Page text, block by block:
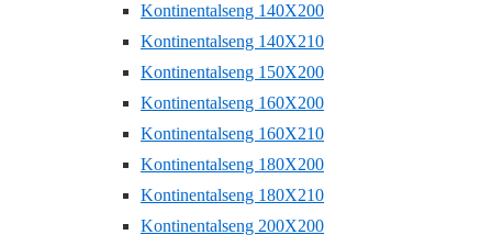
Kontinentalseng 140X200
Kontinentalseng 140X210
Kontinentalseng 150X200
Kontinentalseng 160X200
Kontinentalseng 160X210
Kontinentalseng 180X200
Kontinentalseng 180X210
Kontinentalseng 200X200